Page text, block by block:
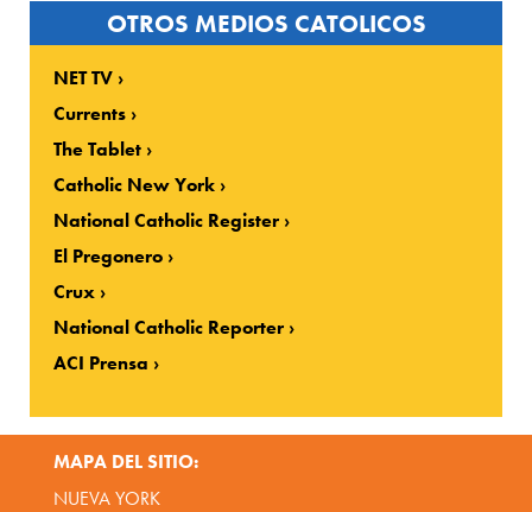
OTROS MEDIOS CATOLICOS
NET TV
Currents
The Tablet
Catholic New York
National Catholic Register
El Pregonero
Crux
National Catholic Reporter
ACI Prensa
MAPA DEL SITIO:
NUEVA YORK